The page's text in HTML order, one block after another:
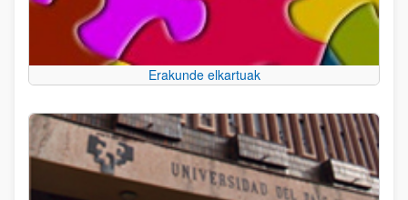
Erakunde elkartuak